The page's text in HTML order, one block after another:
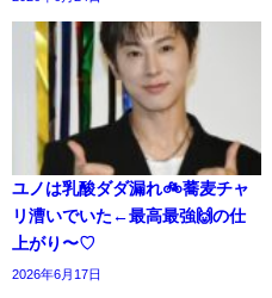
ユノは乳酸ダダ漏れ🚲️蕎麦チャ
リ漕いでいた←最高最強🙌の仕
上がり〜♡
2026年6月17日